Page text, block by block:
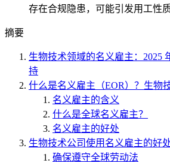
存在合规隐患，可能引发用工性
摘要
生物技术领域的名义雇主：2025
持
什么是名义雇主（EOR）？生物
名义雇主的含义
什么是全球名义雇主？
名义雇主的好处
生物技术公司使用名义雇主的好
确保遵守全球劳动法